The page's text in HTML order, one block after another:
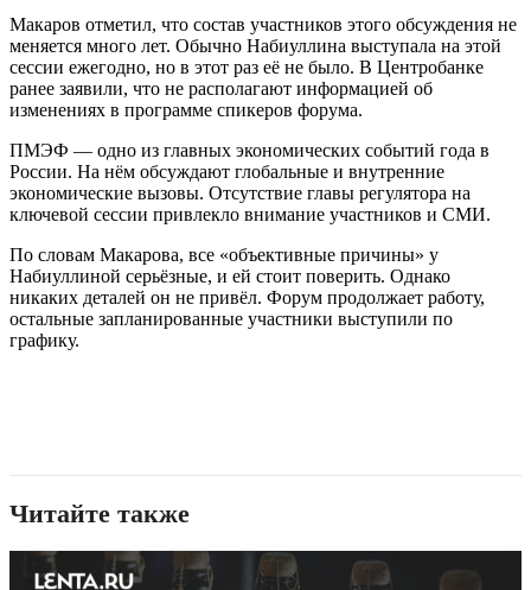
Макаров отметил, что состав участников этого обсуждения не
меняется много лет. Обычно Набиуллина выступала на этой
сессии ежегодно, но в этот раз её не было. В Центробанке
ранее заявили, что не располагают информацией об
изменениях в программе спикеров форума.
ПМЭФ — одно из главных экономических событий года в
России. На нём обсуждают глобальные и внутренние
экономические вызовы. Отсутствие главы регулятора на
ключевой сессии привлекло внимание участников и СМИ.
По словам Макарова, все «объективные причины» у
Набиуллиной серьёзные, и ей стоит поверить. Однако
никаких деталей он не привёл. Форум продолжает работу,
остальные запланированные участники выступили по
графику.
Читайте также